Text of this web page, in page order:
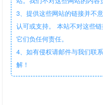
3、提供这些网站的链接并不
认可或支持。 本站不对这些
它们负任何责任。
4、如有侵权请邮件与我们联
解！